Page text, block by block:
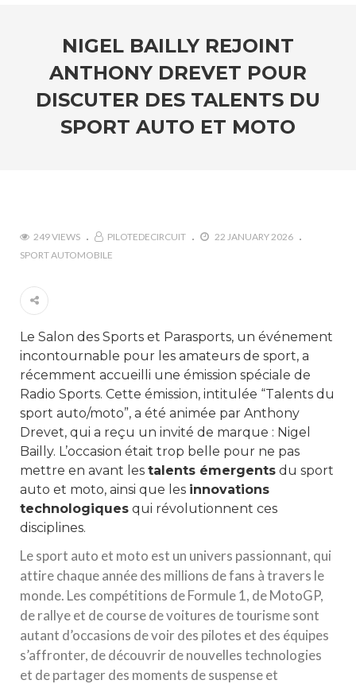
NIGEL BAILLY REJOINT
ANTHONY DREVET POUR
DISCUTER DES TALENTS DU
SPORT AUTO ET MOTO
249 VIEWS PILOTEDECIRCUIT
22 JANUARY 2026
SPORT AUTOMOBILE
Le Salon des Sports et Parasports, un événement
incontournable pour les amateurs de sport, a
récemment accueilli une émission spéciale de
Radio Sports. Cette émission, intitulée “Talents du
sport auto/moto”, a été animée par Anthony
Drevet, qui a reçu un invité de marque : Nigel
Bailly. L’occasion était trop belle pour ne pas
mettre en avant les talents émergents du sport
auto et moto, ainsi que les innovations
technologiques qui révolutionnent ces
disciplines.
Le sport auto et moto est un univers passionnant, qui
attire chaque année des millions de fans à travers le
monde. Les compétitions de Formule 1, de MotoGP,
de rallye et de course de voitures de tourisme sont
autant d’occasions de voir des pilotes et des équipes
s’affronter, de découvrir de nouvelles technologies
et de partager des moments de suspense et